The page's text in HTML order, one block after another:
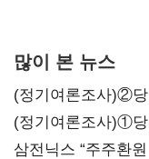
많이 본 뉴스
(정기여론조사)②당
(정기여론조사)①
지지도 '50% 아래
삼전닉스 “주주환